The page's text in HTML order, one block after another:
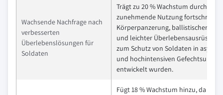
Wachsende Nachfrage nach
verbesserten
Überlebenslösungen für
Soldaten
Trägt zu 20 % Wachstum durch die
zunehmende Nutzung
Körperpanzerung, ballistischer
und leichter Überlebensausrüstung
zum Schutz von Soldaten in
und hochintensiven
entwickelt wurden.
Fügt 18 % Wachstum hinzu, da